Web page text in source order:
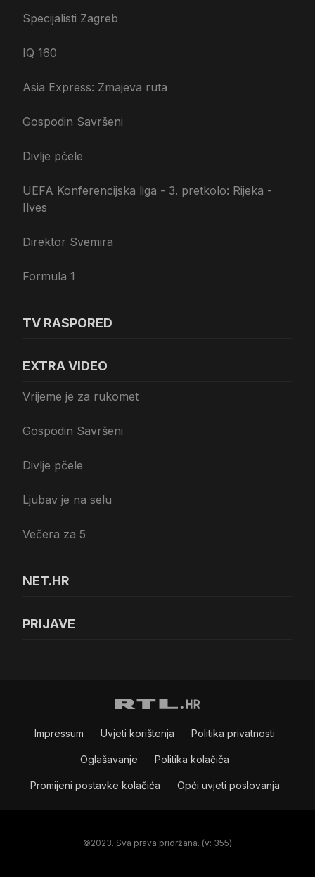
Specijalisti Zagreb
IQ 160
Asia Express: Zmajeva ruta
Gospodin Savršeni
Divlje pčele
UEFA Konferencijska liga - 3. pretkolo: Rijeka -
Ilves
Direktor Svemira
Formula 1
TV RASPORED
EXTRA VIDEO
Vrijeme je za rukomet
Gospodin Savršeni
Divlje pčele
Ljubav je na selu
Večera za 5
NET.HR
PRIJAVE
Impressum Uvjeti korištenja Politika privatnosti
Oglašavanje Politika kolačiča
Promijeni postavke kolačića Opći uvjeti poslovanja
©2023. Sva prava pridržana. (v: 355)